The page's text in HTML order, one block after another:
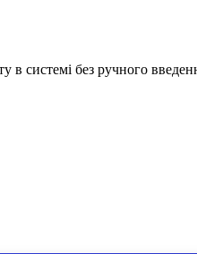
в системі без ручного